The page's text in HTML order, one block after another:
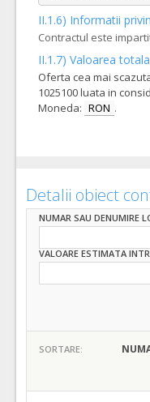
II.1.6) Informatii
Contractul este
II.1.7) Valoarea
Oferta cea mai
1025100 luata in
Moneda: RON .
Detalii obiect
NUMAR SAU DENUMIRE
VALOARE ESTIMATA
SORTARE: